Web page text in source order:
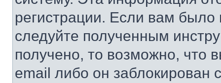
регистрации. Если вам
следуйте полученным
получено, то возможно, что
email либо он